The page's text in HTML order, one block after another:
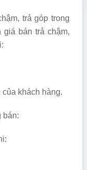
trả góp trong
bán trả chậm,
khách hàng.
bán: